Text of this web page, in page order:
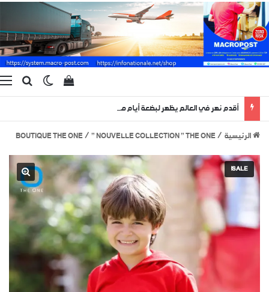
بحثالوضع
إستعراض سلة
أقدم نهر في العالم يظهر لبضعة أيام منذ 400 مليون سنة !
الرئيسية /
BOUTIQUE THE ONE / ” NOUVELLE COLLECTION ” THE ONE
SALE!